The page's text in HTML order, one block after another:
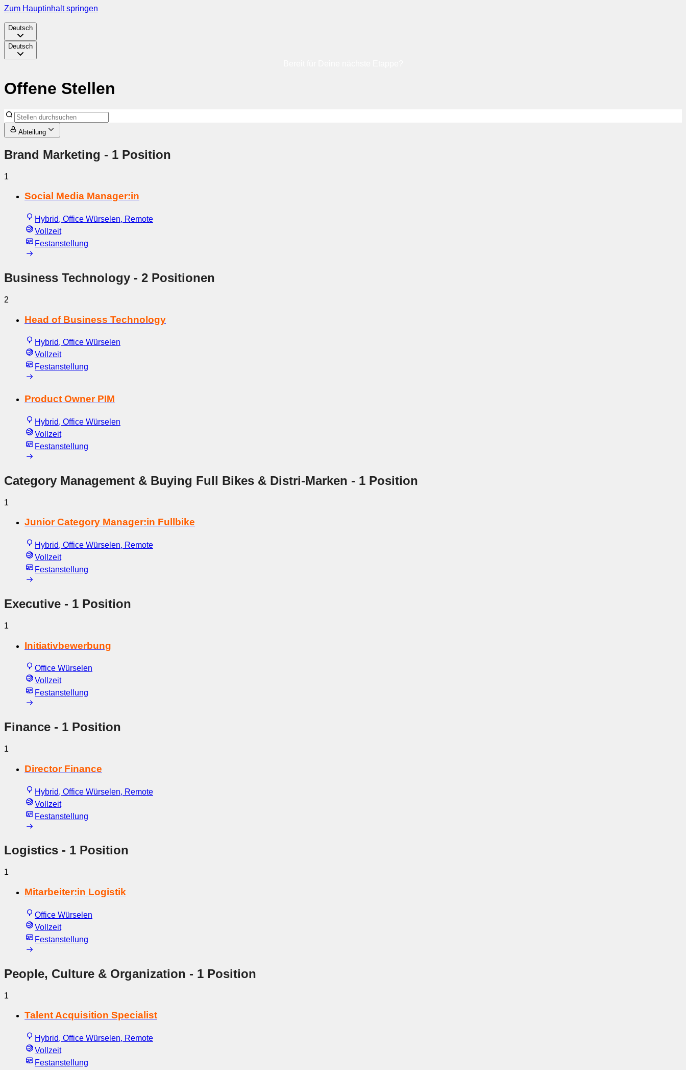
Zum Hauptinhalt springen
Deutsch
Deutsch
Offene Stellen
Abteilung
Brand Marketing - 1 Position
1
Social Media Manager:in
Hybrid, Office Würselen, Remote
Vollzeit
Festanstellung
Business Technology - 2 Positionen
2
Head of Business Technology
Hybrid, Office Würselen
Vollzeit
Festanstellung
Product Owner PIM
Hybrid, Office Würselen
Vollzeit
Festanstellung
Category Management & Buying Full Bikes & Distri-Marken - 1 Position
1
Junior Category Manager:in Fullbike
Hybrid, Office Würselen, Remote
Vollzeit
Festanstellung
Executive - 1 Position
1
Initiativbewerbung
Office Würselen
Vollzeit
Festanstellung
Finance - 1 Position
1
Director Finance
Hybrid, Office Würselen, Remote
Vollzeit
Festanstellung
Logistics - 1 Position
1
Mitarbeiter:in Logistik
Office Würselen
Vollzeit
Festanstellung
People, Culture & Organization - 1 Position
1
Talent Acquisition Specialist
Hybrid, Office Würselen, Remote
Vollzeit
Festanstellung